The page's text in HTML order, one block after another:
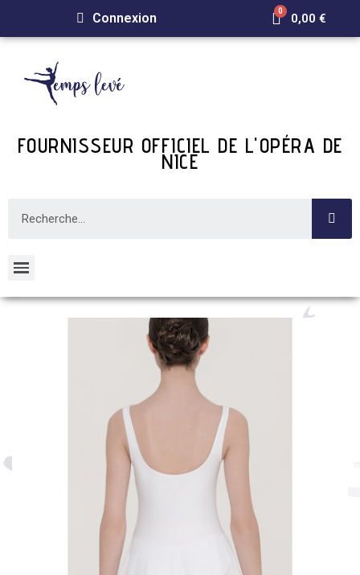
Connexion 0,00 €
FOURNISSEUR OFFICIEL DE L'OPÉRA DE
NICE